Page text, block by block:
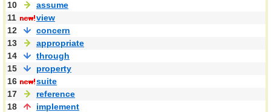
10
assume
11
view
12
concern
13
appropriate
14
through
15
property
16
suite
17
reference
18
implement